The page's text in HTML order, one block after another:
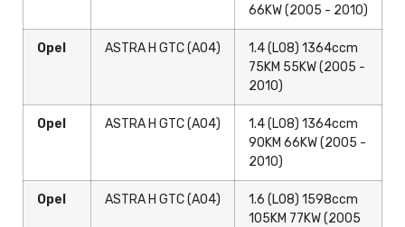
66KW (2005 - 2010)
Opel ASTRA H GTC (A04)
1.4 (L08) 1364ccm
75KM 55KW (2005 -
2010)
Opel ASTRA H GTC (A04)
1.4 (L08) 1364ccm
90KM 66KW (2005 -
2010)
Opel ASTRA H GTC (A04)
1.6 (L08) 1598ccm
105KM 77KW (2005